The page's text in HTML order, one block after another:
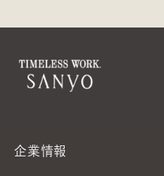
企業情報